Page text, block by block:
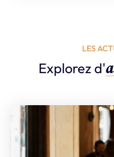
LES
Explorez d'